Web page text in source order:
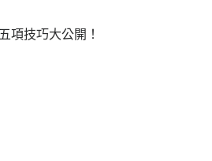
項技巧大公開！